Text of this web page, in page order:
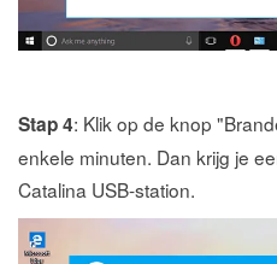
Stap 4: Klik op de knop
enkele minuten. Dan krijg je
Catalina USB-station.